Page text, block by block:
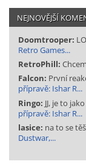
NEJNOVĚJŠÍ
Doomtrooper:
Retro Games...
RetroPhill:
Falcon: První
přípravě: Ishar R...
Ringo: JJ, je to
přípravě: Ishar R...
lasice: na to se
Dustwar,...